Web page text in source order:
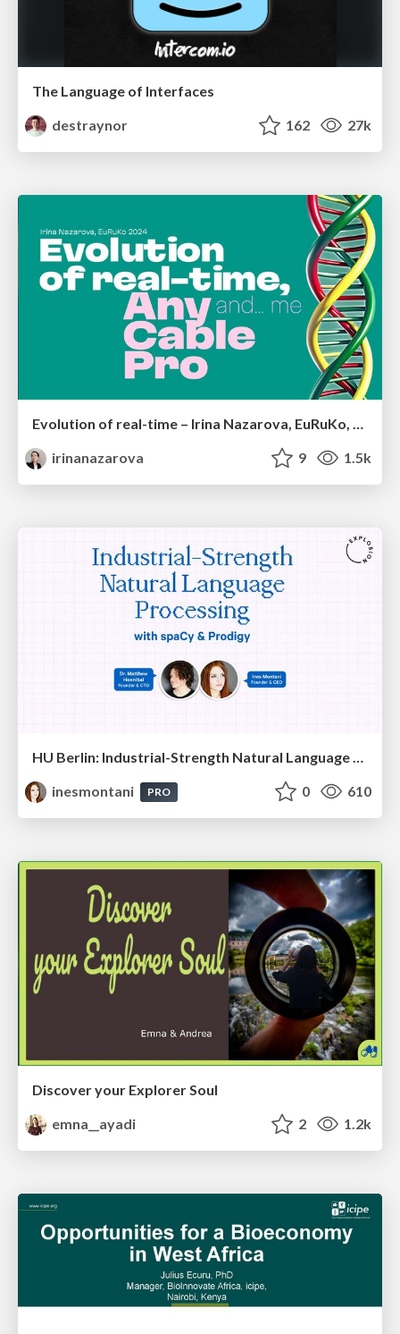
The Language of Interfaces
destraynor
162 27k
Evolution of real-time – Irina Nazarova, EuRuKo, 2024
irinanazarova
9 1.5k
HU Berlin: Industrial-Strength Natural Language Processing with spaCy and Prodigy
inesmontani
PRO 0 610
Discover your Explorer Soul
emna__ayadi
2 1.2k